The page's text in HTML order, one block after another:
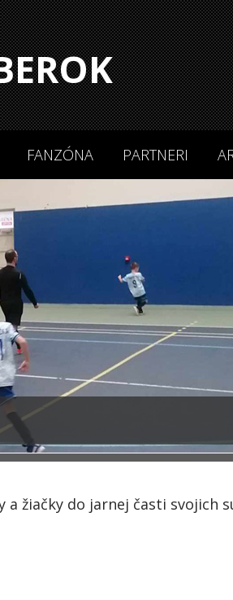
FANZÓNA PARTNERI
žiačky do jarnej časti svojich